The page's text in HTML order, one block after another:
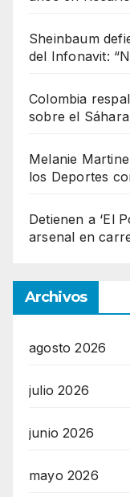
Sheinbaum
del Infonavit:
Colombia
sobre el
Melanie
los Deportes
Detienen a ‘El
arsenal en
Archivos
agosto 2026
julio 2026
junio 2026
mayo 2026